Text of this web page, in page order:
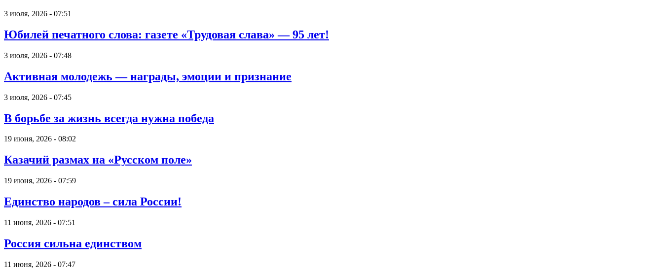
3 июля, 2026 - 07:51
Юбилей печатного слова: газете «Трудовая слава» — 95 лет!
3 июля, 2026 - 07:48
Активная молодежь — награды, эмоции и признание
3 июля, 2026 - 07:45
В борьбе за жизнь всегда нужна победа
19 июня, 2026 - 08:02
Казачий размах на «Русском поле»
19 июня, 2026 - 07:59
Единство народов – сила России!
11 июня, 2026 - 07:51
Россия сильна единством
11 июня, 2026 - 07:47